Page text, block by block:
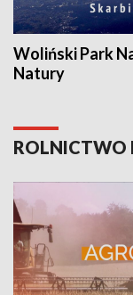
Woliński Park
Natury
ROLNICTWO